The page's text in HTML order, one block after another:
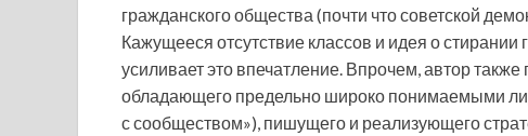
гражданского общества (почти что советской
Кажущееся отсутствие классов и идея о
усиливает это впечатление. Впрочем, автор
обладающего предельно широко понимаемыми
с сообществом»), пишущего и реализующего